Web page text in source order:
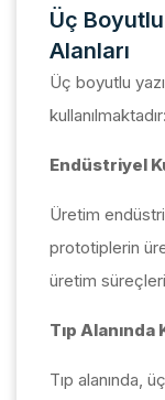
Üç Boyutlu
Alanları
Üç boyutlu
kullanılmaktadır:
Endüstriyel
Üretim
prototiplerin
üretim süreçleri
Tıp Alanında
Tıp alanında,